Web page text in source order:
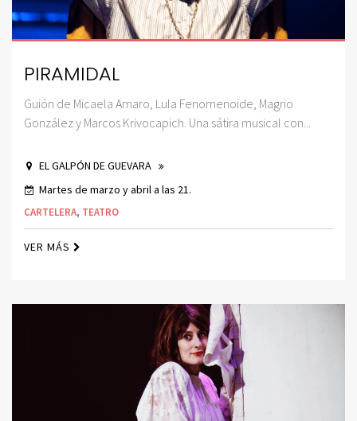
PIRAMIDAL
Guión de Micaela Amaro, Lula Fenomenoide, Magrio
González y Marcos Krivocapich. Una sátira musical con...
EL GALPÓN DE GUEVARA
Martes de marzo y abril a las 21.
CARTELERA, TEATRO
VER MÁS